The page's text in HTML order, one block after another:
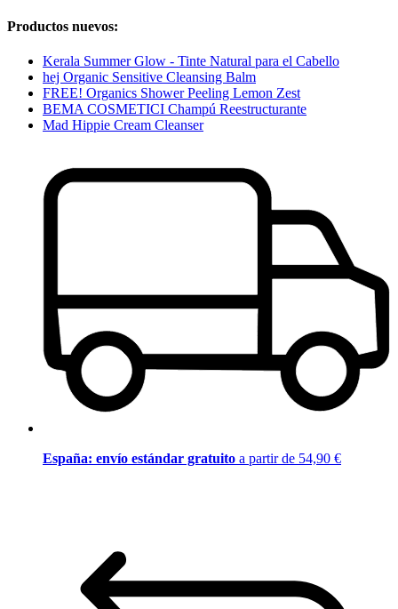
Productos nuevos:
Kerala Summer Glow - Tinte Natural para el Cabello
hej Organic Sensitive Cleansing Balm
FREE! Organics Shower Peeling Lemon Zest
BEMA COSMETICI Champú Reestructurante
Mad Hippie Cream Cleanser
España: envío estándar gratuito a partir de 54,90 €